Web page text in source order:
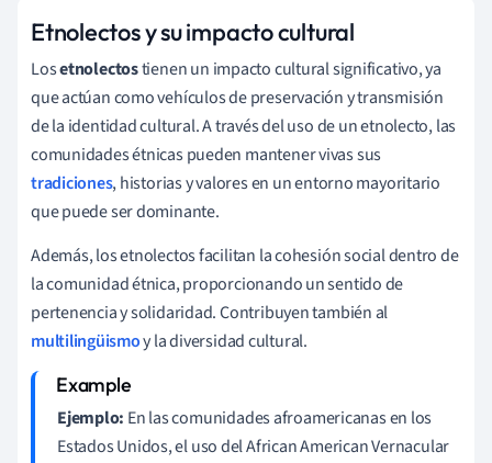
Etnolectos y su impacto cultural
Losetnolectostienen un impacto cultural significativo, ya
que actúan como vehículos de preservación y transmisión
de la identidad cultural. A través del uso de un etnolecto, las
comunidades étnicas pueden mantener vivas sus
tradiciones, historias y valores en un entorno mayoritario
que puede ser dominante.
Además, los etnolectos facilitan la cohesión social dentro de
la comunidad étnica, proporcionando un sentido de
pertenencia y solidaridad. Contribuyen también al
multilingüismoy la diversidad cultural.
Ejemplo: En las comunidades afroamericanas en los
Estados Unidos, el uso del African American Vernacular